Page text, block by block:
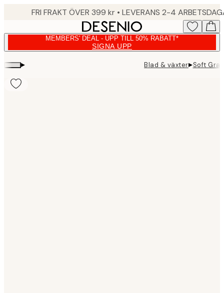
FRI FRAKT ÖVER 399 kr • LEVERANS 2-4
MEMBERS' DEAL - UPP TILL 50% RABATT*
SIGNA UPP
▸ Blad & växter▸Soft